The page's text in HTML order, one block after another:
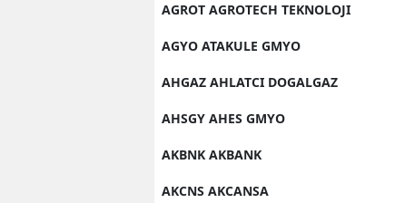
AGROT AGROTECH TEKNOLOJI
AGYO ATAKULE GMYO
AHGAZ AHLATCI DOGALGAZ
AHSGY AHES GMYO
AKBNK AKBANK
AKCNS AKCANSA